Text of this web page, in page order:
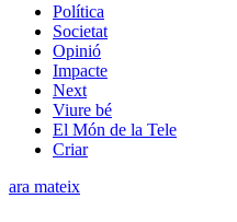
Política
Societat
Opinió
Impacte
Next
Viure bé
El Món de la Tele
Criar
ara mateix